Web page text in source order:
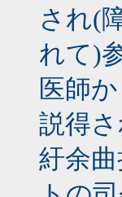
され(
れて)
医師
説得さ
紆余